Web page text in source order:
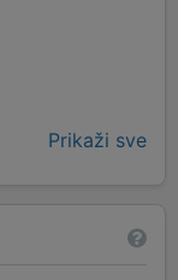
Prikaži sve